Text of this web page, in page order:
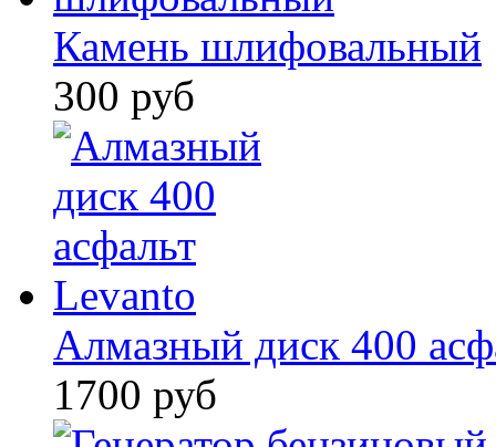
Камень шлифовальный
300 руб
Алмазный диск 400
1700 руб